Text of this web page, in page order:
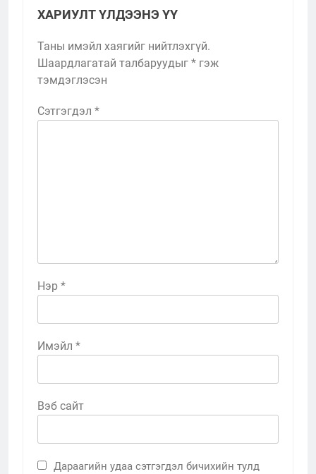
ХАРИУЛТ ҮЛДЭЭНЭ ҮҮ
Таны имэйл хаягийг нийтлэхгүй.
Шаардлагатай талбаруудыг * гэж
тэмдэглэсэн
Сэтгэгдэл *
Нэр *
Имэйл *
Вэб сайт
Дараагийн удаа сэтгэгдэл бичихийн тулд